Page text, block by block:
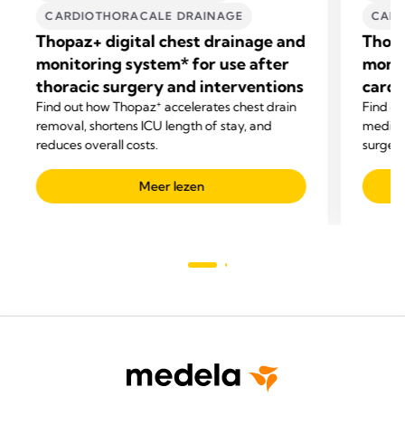
CARDIOTHORACALE DRAINAGE
Thopaz+ digital chest drainage and
monitoring system* for use after
thoracic surgery and interventions
Find out how Thopaz+ accelerates chest drain
removal, shortens ICU length of stay, and
reduces overall costs.
Meer lezen
Find